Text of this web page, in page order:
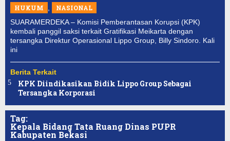
HUKUM ,
NASIONAL
SUARAMERDEKA – Komisi Pemberantasan Korupsi (KPK)
kembali panggil saksi terkait Gratifikasi Meikarta dengan
tersangka Direktur Operasional Lippo Group, Billy Sindoro. Kali
ini
Berita Terkait
KPK Diindikasikan Bidik Lippo Group Sebagai
Tersangka Korporasi
Tag:
Kepala Bidang Tata Ruang Dinas PUPR
Kabupaten Bekasi